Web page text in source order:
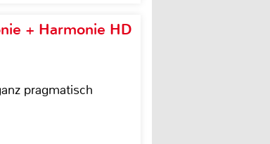
+ Harmonie HD
pragmatisch